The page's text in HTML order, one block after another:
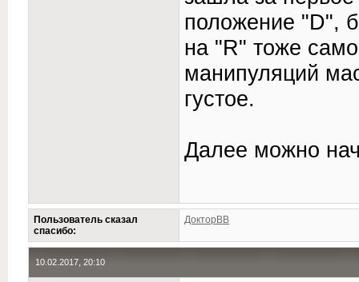
положение "D",
на "R" тоже
манипуляций
густое.
Далее можно
Пользователь сказал
cпасибо:
ДокторВВ
10.02.2017, 20:10